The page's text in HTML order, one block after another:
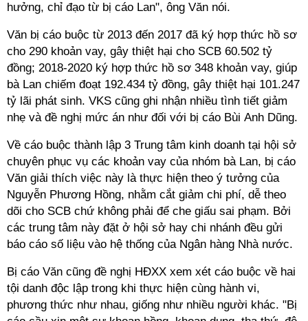
hưởng, chỉ đạo từ bị cáo Lan", ông Văn nói.
Văn bị cáo buộc từ 2013 đến 2017 đã ký hợp thức hồ sơ
cho 290 khoản vay, gây thiệt hại cho SCB 60.502 tỷ
đồng; 2018-2020 ký hợp thức hồ sơ 348 khoản vay, giúp
bà Lan chiếm đoạt 192.434 tỷ đồng, gây thiệt hại 101.247
tỷ lãi phát sinh. VKS cũng ghi nhận nhiều tình tiết giảm
nhẹ và đề nghị mức án như đối với bị cáo Bùi Anh Dũng.
Về cáo buộc thành lập 3 Trung tâm kinh doanh tại hội sở
chuyên phục vụ các khoản vay của nhóm bà Lan, bị cáo
Văn giải thích việc này là thực hiện theo ý tưởng của
Nguyễn Phương Hồng, nhằm cắt giảm chi phí, dễ theo
dõi cho SCB chứ không phải để che giấu sai phạm. Bởi
các trung tâm này đặt ở hội sở hay chi nhánh đều gửi
báo cáo số liệu vào hệ thống của Ngân hàng Nhà nước.
Bị cáo Văn cũng đề nghị HĐXX xem xét cáo buộc về hai
tội danh độc lập trong khi thực hiện cùng hành vi,
phương thức như nhau, giống như nhiều người khác. "Bị